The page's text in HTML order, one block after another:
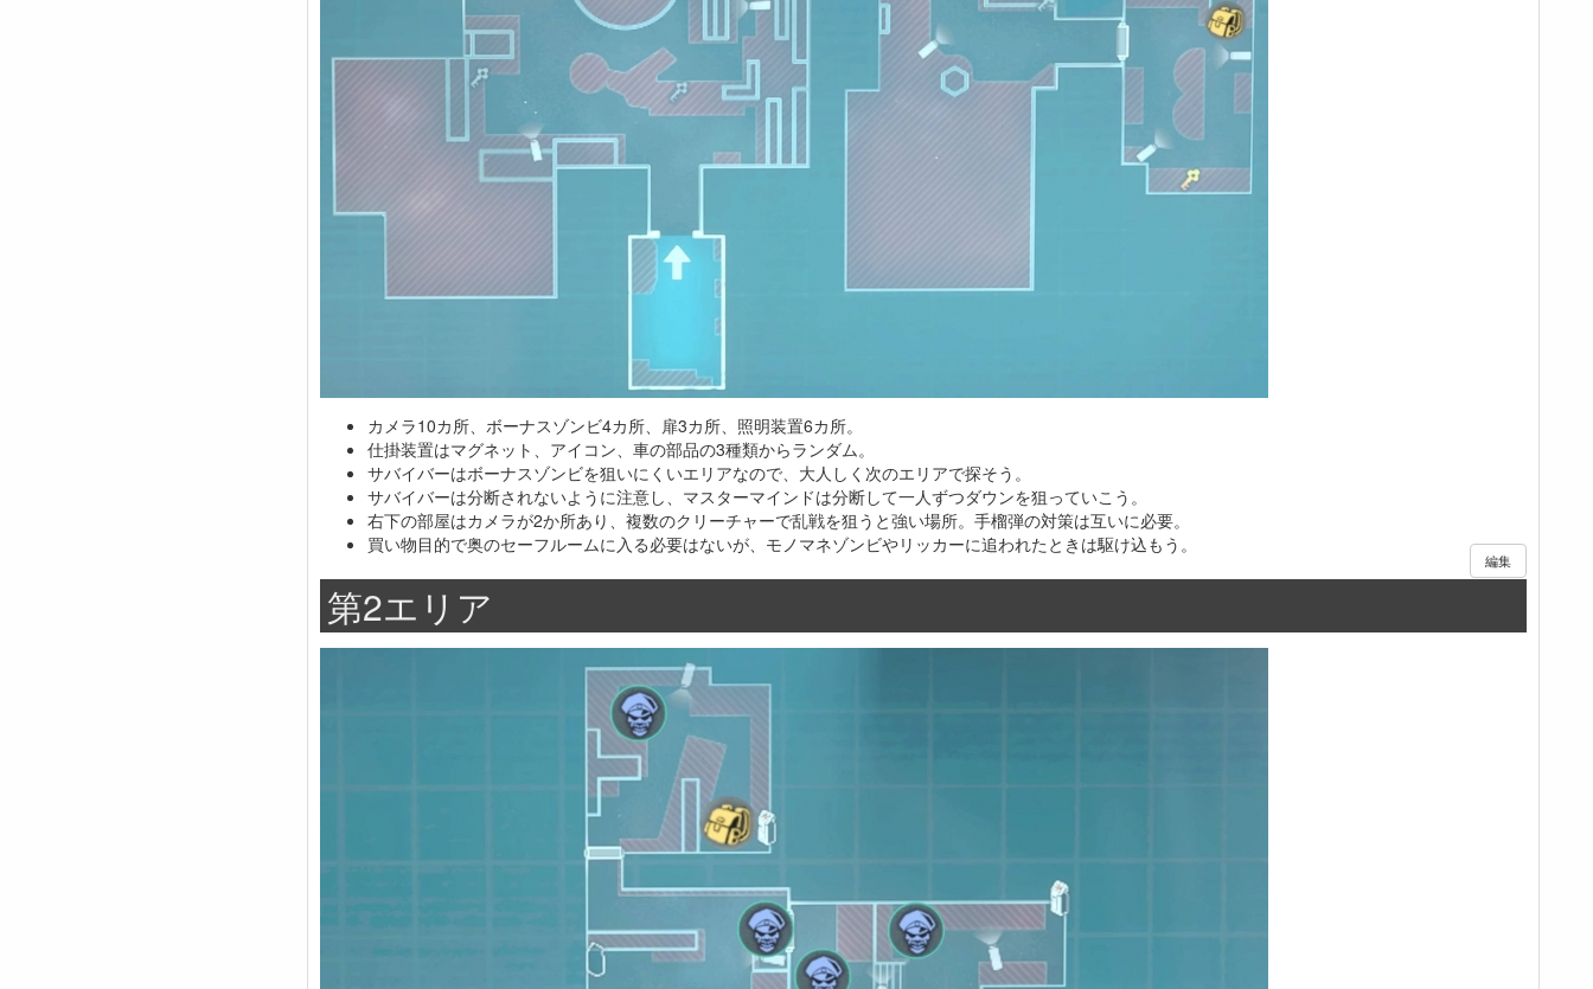
カメラ10カ所、ボーナスゾンビ4カ所、扉3カ所、照明装置6カ所。
仕掛装置はマグネット、アイコン、車の部品の3種類からランダム。
サバイバーはボーナスゾンビを狙いにくいエリアなので、大人しく次のエリアで探そう。
サバイバーは分断されないように注意し、マスターマインドは分断して一人ずつダウンを狙っていこう。
右下の部屋はカメラが2か所あり、複数のクリーチャーで乱戦を狙うと強い場所。手榴弾の対策は互いに必要。
買い物目的で奥のセーフルームに入る必要はないが、モノマネゾンビやリッカーに追われたときは駆け込もう。
編集
第2エリア